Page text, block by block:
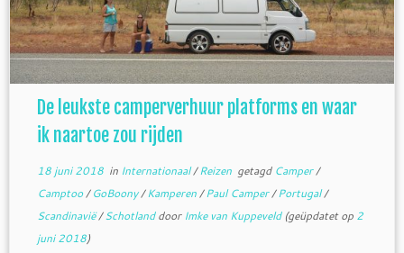
De leukste camperverhuur platforms en waar
ik naartoe zou rijden
18 juni 2018in Internationaal/Reizen getagd Camper/
Camptoo/GoBoony/Kamperen/Paul Camper/Portugal/
Scandinavië/Schotlanddoor Imke van Kuppeveld(geüpdatet op 2
juni 2018)